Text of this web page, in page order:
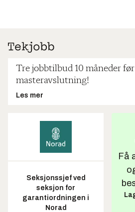
Tre jobbtilbud 10 måneder før
masteravslutning!
Les mer
Seksjonssjef ved
seksjon for
garantiordningen i
Norad
Få